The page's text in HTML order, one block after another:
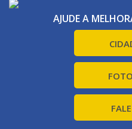
AJUDE A